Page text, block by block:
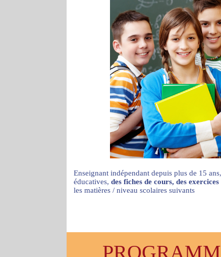
Enseignant indépendant depuis plus de 15
éducatives, des fiches de cours, des
les matières / niveau scolaires suivants